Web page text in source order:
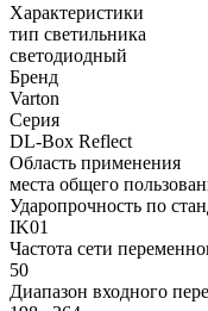
Характеристики
тип светильника
светодиодный
Бренд
Varton
Серия
DL-Box Reflect
Область применения
места общего
Ударопрочность по
IK01
Частота сети
50
Диапазон входного